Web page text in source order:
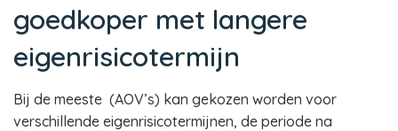
goedkoper met langere
eigenrisicotermijn
Bij de meeste (AOV’s) kan gekozen worden voor
verschillende eigenrisicotermijnen, de periode na